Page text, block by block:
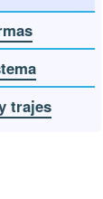
trajes